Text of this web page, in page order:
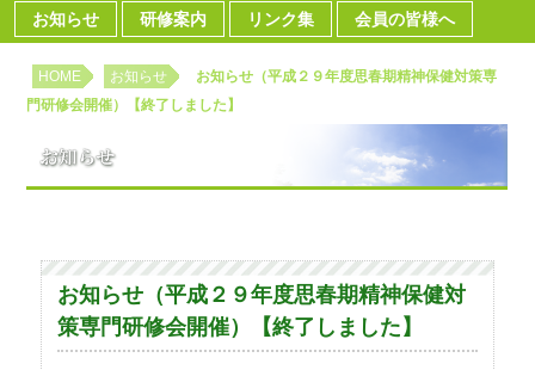
お知らせ 研修案内 リンク集 会員の皆様へ
HOME お知らせ
お知らせ（平成２９年度思春期精神保健対策専
門研修会開催）【終了しました】
お知らせ（平成２９年度思春期精神保健対
策専門研修会開催）【終了しました】